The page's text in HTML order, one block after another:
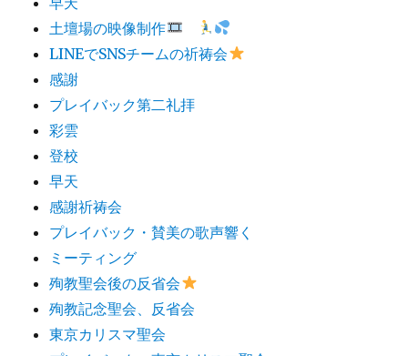
土壇場の映像制作
LINEでSNSチームの祈祷会
感謝
プレイバック第二礼拝
彩雲
登校
早天
感謝祈祷会
プレイバック・賛美の歌声響く
ミーティング
殉教聖会後の反省会
殉教記念聖会、反省会
東京カリスマ聖会